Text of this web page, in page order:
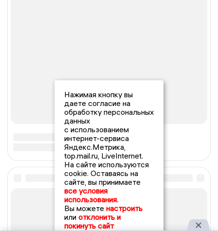
Нажимая кнопку вы
даете согласие на
обработку персональных
данных
с использованием
интернет-сервиса
Яндекс.Метрика,
top.mail.ru, LiveInternet.
На сайте используются
cookie. Оставаясь на
сайте, вы принимаете
все условия
использования.
Вы можете настроить
или отклонить и
покинуть сайт